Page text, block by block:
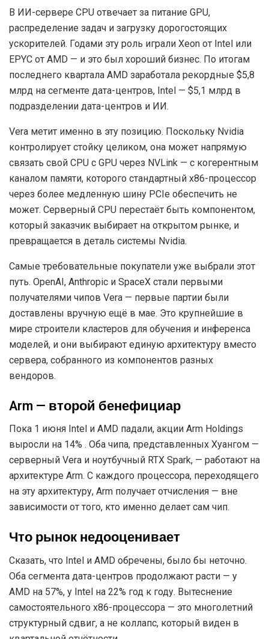
В ИИ-сервере CPU отвечает за питание GPU,
распределение задач и загрузку дорогостоящих
ускорителей. Годами эту роль играли Xeon от Intel или
EPYC от AMD — и это был хороший бизнес. По итогам
последнего квартала AMD заработала рекордные $5,8
млрд на сегменте дата-центров, Intel — $5,1 млрд в
подразделении дата-центров и ИИ.
Vera метит именно в эту позицию. Поскольку Nvidia
контролирует стойку целиком, она может напрямую
связать свой CPU с GPU через NVLink — с когерентным
каналом памяти, которого стандартный x86-процессор
через более медленную шину PCIe обеспечить не
может. Серверный CPU перестаёт быть компонентом,
который заказчик выбирает на открытом рынке, и
превращается в деталь системы Nvidia.
Самые требовательные покупатели уже выбрали этот
путь. OpenAI, Anthropic и SpaceX стали первыми
получателями чипов Vera — первые партии были
доставлены вручную ещё в мае. Это крупнейшие в
мире строители кластеров для обучения и инференса
моделей, и они выбирают единую архитектуру вместо
сервера, собранного из компонентов разных
вендоров.
Arm — второй бенефициар
Пока 1 июня Intel и AMD падали, акции Arm Holdings
выросли на 14% . Оба чипа, представленных Хуангом —
серверный Vera и ноутбучный RTX Spark, — работают на
архитектуре Arm. С каждого процессора, переходящего
на эту архитектуру, Arm получает отчисления — вне
зависимости от того, кто именно делает сам чип.
Что рынок недооценивает
Сказать, что Intel и AMD обречены, было бы неточно.
Оба сегмента дата-центров продолжают расти — у
AMD на 57%, у Intel на 22% год к году. Вытеснение
самостоятельного x86-процессора — это многолетний
структурный сдвиг, а не коллапс, который виден в